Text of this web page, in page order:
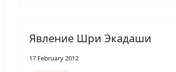
Явление Шри Экадаши
17 February 2012